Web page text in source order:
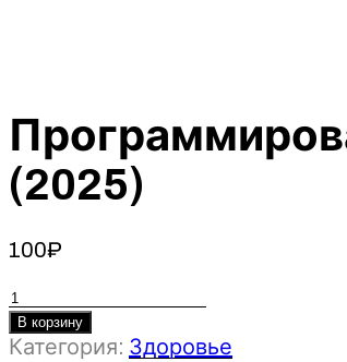
(2025)
100₽
Количество
товара
Программирование
В корзину
Категория: Здоровье